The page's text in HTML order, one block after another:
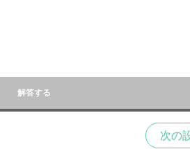
解答する
次の